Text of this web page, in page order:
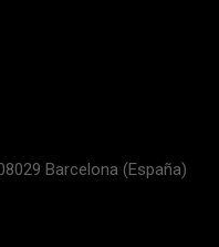
Barcelona (España)